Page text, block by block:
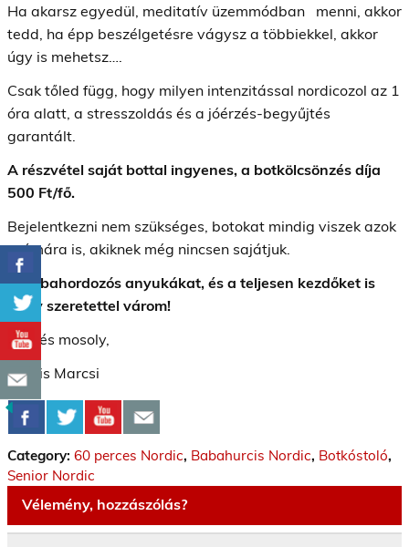
Ha akarsz egyedül, meditatív üzemmódban menni, akkor
tedd, ha épp beszélgetésre vágysz a többiekkel, akkor
úgy is mehetsz….
Csak tőled függ, hogy milyen intenzitással nordicozol az 1
óra alatt, a stresszoldás és a jóérzés-begyűjtés
garantált.
A részvétel saját bottal ingyenes, a botkölcsönzés díja
500 Ft/fő.
Bejelentkezni nem szükséges, botokat mindig viszek azok
számára is, akiknek még nincsen sajátjuk.
A babahordozós anyukákat, és a teljesen kezdőket is
nagy szeretettel várom!
Üdv és mosoly,
Kocsis Marcsi
Category: 60 perces Nordic, Babahurcis Nordic, Botkóstoló,
Senior Nordic
Vélemény, hozzászólás?